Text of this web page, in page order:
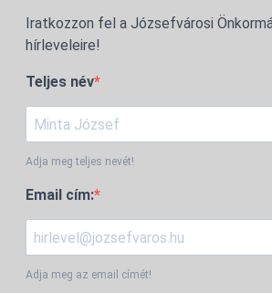
Iratkozzon fel a Józsefvárosi
hírleveleire!
Teljes név
Adja meg teljes nevét!
Email cím:
Adja meg az email címét!